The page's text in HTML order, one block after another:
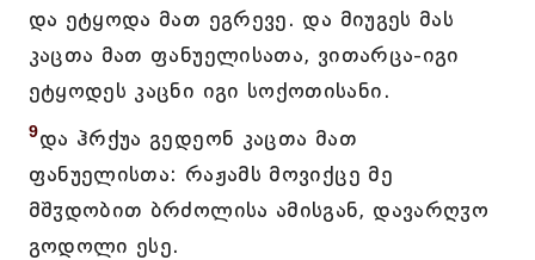
და ეტყოდა მათ ეგრევე. და მიუგეს მას
კაცთა მათ ფანუელისათა, ვითარცა-იგი
ეტყოდეს კაცნი იგი სოქოთისანი.
9და ჰრქუა გედეონ კაცთა მათ
ფანუელისთა: რაჟამს მოვიქცე მე
მშჳდობით ბრძოლისა ამისგან, დავარღჳო
გოდოლი ესე.